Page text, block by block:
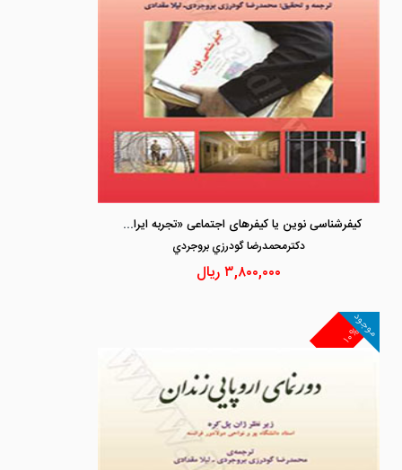
کیفرشناسی نوین یا کیفرهای اجتماعی «تجربه ایران و دنیای معاصر»
دكترمحمدرضا گودرزي بروجردي
۳,۸۰۰,۰۰۰ریال
۱۰%
موجود